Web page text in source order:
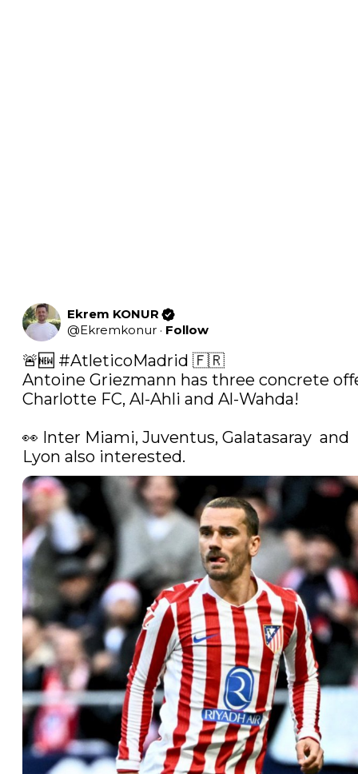
Ekrem KONUR
@Ekremkonur · Follow
🚨🆕 #AtleticoMadrid 🇫🇷
Antoine Griezmann has three concrete
Charlotte FC, Al-Ahli and Al-Wahda!
👀 Inter Miami, Juventus, Galatasaray  and
Lyon also interested.